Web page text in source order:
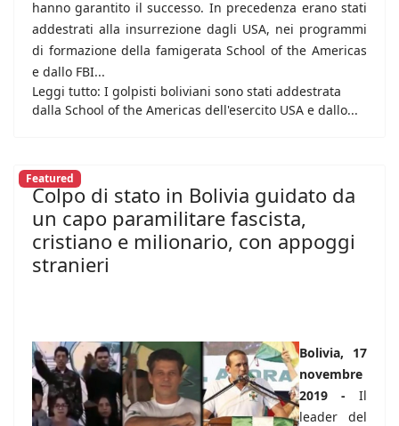
hanno garantito il successo. In precedenza erano stati
addestrati alla insurrezione dagli USA, nei programmi
di formazione della famigerata School of the Americas
e dallo FBI...
Leggi tutto: I golpisti boliviani sono stati addestrata
dalla School of the Americas dell'esercito USA e dallo...
Featured
Colpo di stato in Bolivia guidato da
un capo paramilitare fascista,
cristiano e milionario, con appoggi
stranieri
Bolivia, 17
novembre
2019 - Il
leader del